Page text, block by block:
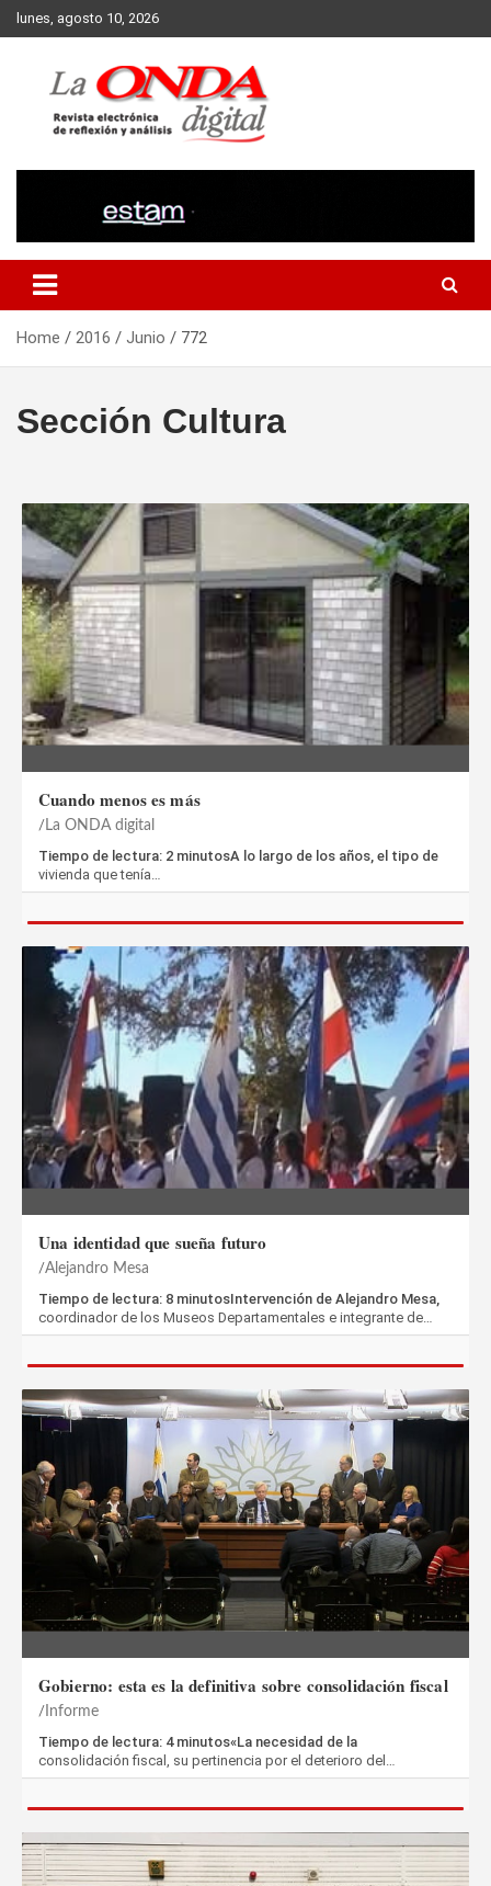
Skip
to
lunes, agosto 10, 2026
Home 2016 Junio 772
Cuando menos es más
La ONDA digital
Tiempo de lectura: 2 minutosA lo largo de los años, el tipo de
vivienda que tenía…
Una identidad que sueña futuro
Alejandro Mesa
Tiempo de lectura: 8 minutosIntervención de Alejandro Mesa,
coordinador de los Museos Departamentales e integrante de…
Gobierno: esta es la definitiva sobre consolidación fiscal
Informe
Tiempo de lectura: 4 minutos«La necesidad de la
consolidación fiscal, su pertinencia por el deterioro del…